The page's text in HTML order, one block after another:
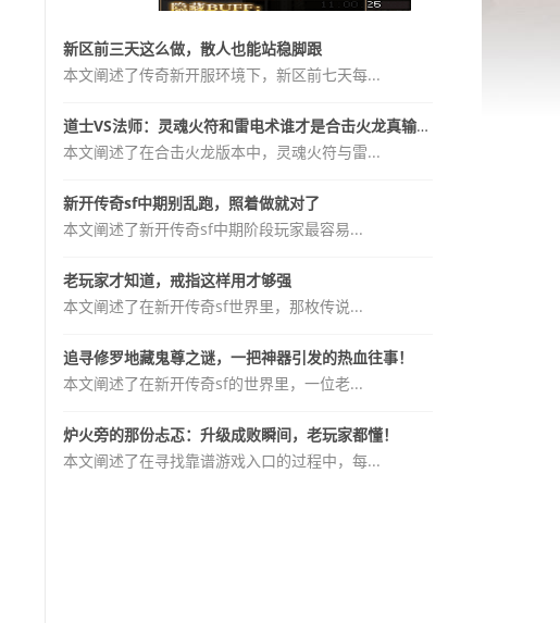
新区前三天这么做，散人也能站稳脚跟
本文阐述了传奇新开服环境下，新区前七天每...
道士VS法师：灵魂火符和雷电术谁才是合击火龙真输出？
本文阐述了在合击火龙版本中，灵魂火符与雷...
新开传奇sf中期别乱跑，照着做就对了
本文阐述了新开传奇sf中期阶段玩家最容易...
老玩家才知道，戒指这样用才够强
本文阐述了在新开传奇sf世界里，那枚传说...
追寻修罗地藏鬼尊之谜，一把神器引发的热血往事！
本文阐述了在新开传奇sf的世界里，一位老...
炉火旁的那份忐忑：升级成败瞬间，老玩家都懂！
本文阐述了在寻找靠谱游戏入口的过程中，每...